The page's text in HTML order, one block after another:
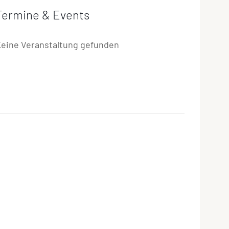
& Events
Veranstaltung gefunden